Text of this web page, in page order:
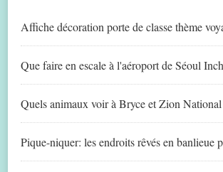
Affiche décoration porte de classe thème
Que faire en escale à l'aéroport de Séoul
Quels animaux voir à Bryce et Zion
Pique-niquer: les endroits rêvés en banlieue